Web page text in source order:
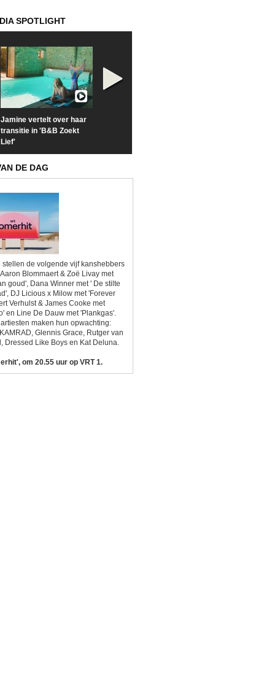
SPOTLIGHT
Jamine vertelt over haar
transitie in 'B&B Zoekt
Lief'
DE DAG
stellen de volgende vijf kanshebbers
Blommaert & Zoë Livay met
goud', Dana Winner met ' De stilte
DJ Licious x Milow met 'Forever
Verhulst & James Cooke met
en Line De Dauw met 'Plankgas'.
maken hun opwachting:
Glennis Grace, Rutger van
Dressed Like Boys en Kat Deluna.
om 20.55 uur op VRT 1.